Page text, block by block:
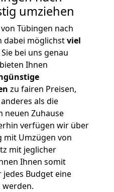
umziehen
Tübingen nach
dabei möglichstviel
bei uns genau
Ihnen
zu fairen Preisen,
als die
neuen Zuhause
verfügen wir über
mit Umzügen von
mit jeglicher
Ihnen somit
Budget eine
werden.